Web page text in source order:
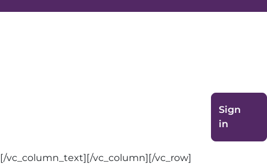
Sign
in
[/vc_column_text][/vc_column][/vc_row]